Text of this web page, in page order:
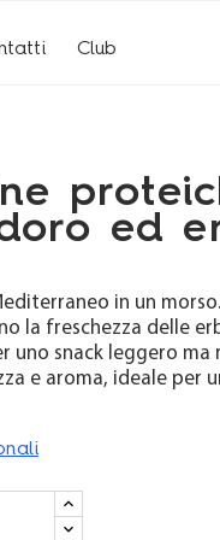
Club
ed
in un
la freschezza delle
uno snack leggero
e aroma, ideale per